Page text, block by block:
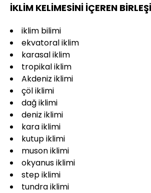
İKLİM KELİMESİNİ İÇEREN
iklim bilimi
ekvatoral iklim
karasal iklim
tropikal iklim
Akdeniz iklimi
çöl iklimi
dağ iklimi
deniz iklimi
kara iklimi
kutup iklimi
muson iklimi
okyanus iklimi
step iklimi
tundra iklimi